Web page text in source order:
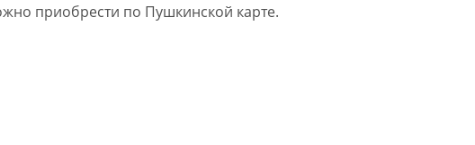
приобрести по Пушкинской карте.